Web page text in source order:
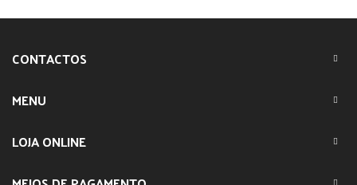
CONTACTOS
MENU
LOJA ONLINE